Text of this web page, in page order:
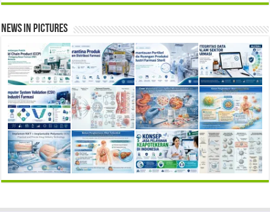
News in Pictures